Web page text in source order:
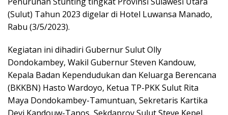
(Sulut) Tahun 2023 digelar di Hotel Luwansa Manado,
Rabu (3/5/2023).
Kegiatan ini dihadiri Gubernur Sulut Olly
Dondokambey, Wakil Gubernur Steven Kandouw,
Kepala Badan Kependudukan dan Keluarga Berencana
(BKKBN) Hasto Wardoyo, Ketua TP-PKK Sulut Rita
Maya Dondokambey-Tamuntuan, Sekretaris Kartika